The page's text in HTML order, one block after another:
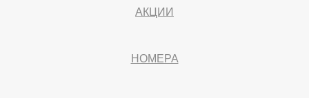
АКЦИИ
НОМЕРА